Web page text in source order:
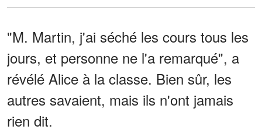
"M. Martin, j'ai séché les cours tous les
jours, et personne ne l'a remarqué", a
révélé Alice à la classe. Bien sûr, les
autres savaient, mais ils n'ont jamais
rien dit.